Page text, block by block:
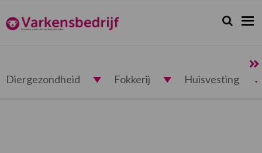
de
hoofdnavigatie
de
hoofd
de
eerste
de
voettekst
Varkensbedrijf.nl Zoeken...
Zoek
Diergezondheid Fokkerij Huisvesting